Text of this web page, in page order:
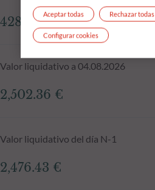
428.23 M €
Valor liquidativo a 04.08.2026
2,502.36 €
Valor liquidativo del día N-1
2,476.43 €
Rechazar todas
Aceptar todas
Configurar cookies